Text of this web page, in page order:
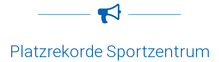
Platzrekorde Sportzentrum